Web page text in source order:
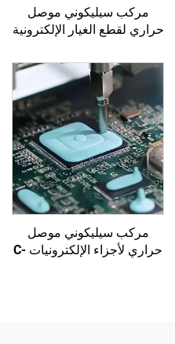
مركب سيليكوني موصل
حراري لقطع الغيار الإلكترونية
مركب سيليكوني موصل
حراري لأجزاء الإلكترونيات C-